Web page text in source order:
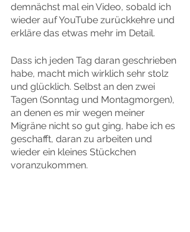
demnächst mal ein Video, sobald ich
wieder auf YouTube zurückkehre und
erkläre das etwas mehr im Detail.
Dass ich jeden Tag daran geschrieben
habe, macht mich wirklich sehr stolz
und glücklich. Selbst an den zwei
Tagen (Sonntag und Montagmorgen),
an denen es mir wegen meiner
Migräne nicht so gut ging, habe ich es
geschafft, daran zu arbeiten und
wieder ein kleines Stückchen
voranzukommen.